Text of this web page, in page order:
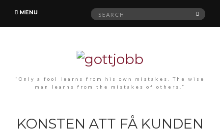
MENU
Search
for:
“Only a fool learns from his own mistakes. The wise
man learns from the mistakes of others.”
KONSTEN ATT FÅ KUNDEN